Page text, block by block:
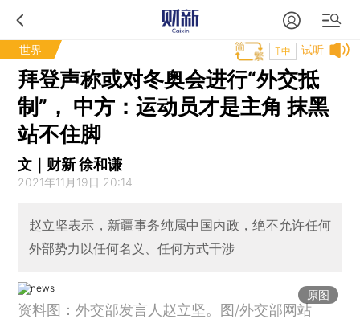
世界 试听
T中
拜登声称或对冬奥会进行“外交抵
制”， 中方：运动员才是主角 抹黑
站不住脚
文｜财新 徐和谦
2021年11月19日 20:14
赵立坚表示，新疆事务纯属中国内政，绝不允许任何
外部势力以任何名义、任何方式干涉
原图
资料图：外交部发言人赵立坚。图/外交部网站